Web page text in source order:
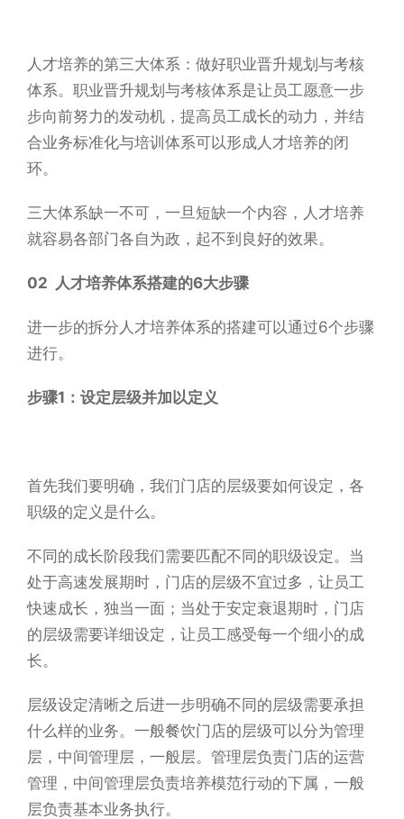
人才培养的第三大体系：做好职业晋升规划与考核
体系。职业晋升规划与考核体系是让员工愿意一步
步向前努力的发动机，提高员工成长的动力，并结
合业务标准化与培训体系可以形成人才培养的闭
环。
三大体系缺一不可，一旦短缺一个内容，人才培养
就容易各部门各自为政，起不到良好的效果。
02 人才培养体系搭建的6大步骤
进一步的拆分人才培养体系的搭建可以通过6个步骤
进行。
步骤1：设定层级并加以定义
首先我们要明确，我们门店的层级要如何设定，各
职级的定义是什么。
不同的成长阶段我们需要匹配不同的职级设定。当
处于高速发展期时，门店的层级不宜过多，让员工
快速成长，独当一面；当处于安定衰退期时，门店
的层级需要详细设定，让员工感受每一个细小的成
长。
层级设定清晰之后进一步明确不同的层级需要承担
什么样的业务。一般餐饮门店的层级可以分为管理
层，中间管理层，一般层。管理层负责门店的运营
管理，中间管理层负责培养模范行动的下属，一般
层负责基本业务执行。